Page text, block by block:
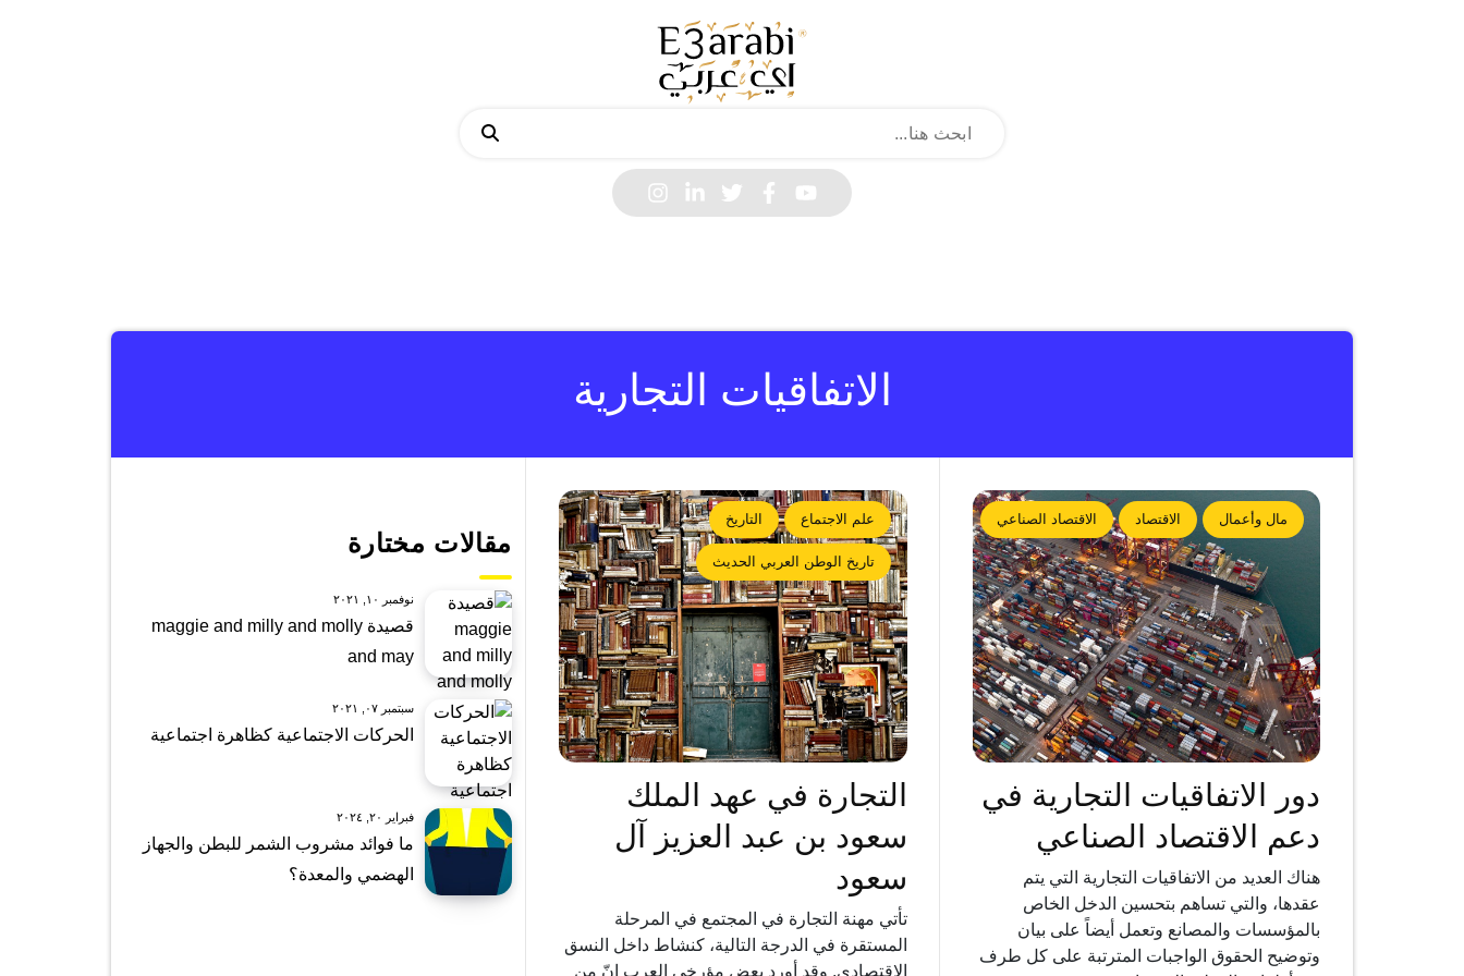
الاتفاقيات التجارية
مال وأعمال الاقتصاد الاقتصاد الصناعي
دور الاتفاقيات التجارية في
دعم الاقتصاد الصناعي
هناك العديد من الاتفاقيات التجارية التي يتم
عقدها، والتي تساهم بتحسين الدخل الخاص
بالمؤسسات والمصانع وتعمل أيضاً على بيان
وتوضيح الحقوق الواجبات المترتبة على كل طرف
علم الاجتماع التاريخ
تاريخ الوطن العربي الحديث
التجارة في عهد الملك
سعود بن عبد العزيز آل
سعود
تأتي مهنة التجارة في المجتمع في المرحلة
المستقرة في الدرجة التالية، كنشاط داخل النسق
الاقتصادي. وقد أورد بعض مؤرخي العرب إنّ من
مقالات مختارة
نوفمبر ١٠, ٢٠٢١
قصيدة maggie and milly and molly
and may
سبتمبر ٠٧, ٢٠٢١
الحركات الاجتماعية كظاهرة اجتماعية
فبراير ٢٠, ٢٠٢٤
ما فوائد مشروب الشمر للبطن والجهاز
الهضمي والمعدة؟